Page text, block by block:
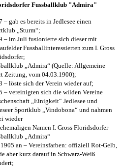
Fussballklub "Admira"
– gab es bereits in Jedlesee einen
„Sturm“;
– im Juli fusionierte sich dieser mit
Fussballinteressierten zum I. Gross
;
„Admira“ (Quelle: Allgemeine
Zeitung, vom 04.03.1900);
– löste sich der Verein wieder auf;
– vereinigten sich die wilden Vereine
„Einigkeit“ Jedlesee und
Sportklub „Vindobona“ und nahmen
wieder
Namen I. Gross Floridsdorfer
„Admira“
an – Vereinsfarben: offiziell Rot-Gelb,
aber kurz darauf in Schwarz-Weiß